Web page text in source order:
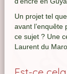
Un projet tel
avant l’enquête
ce sujet ? Une
Laurent du